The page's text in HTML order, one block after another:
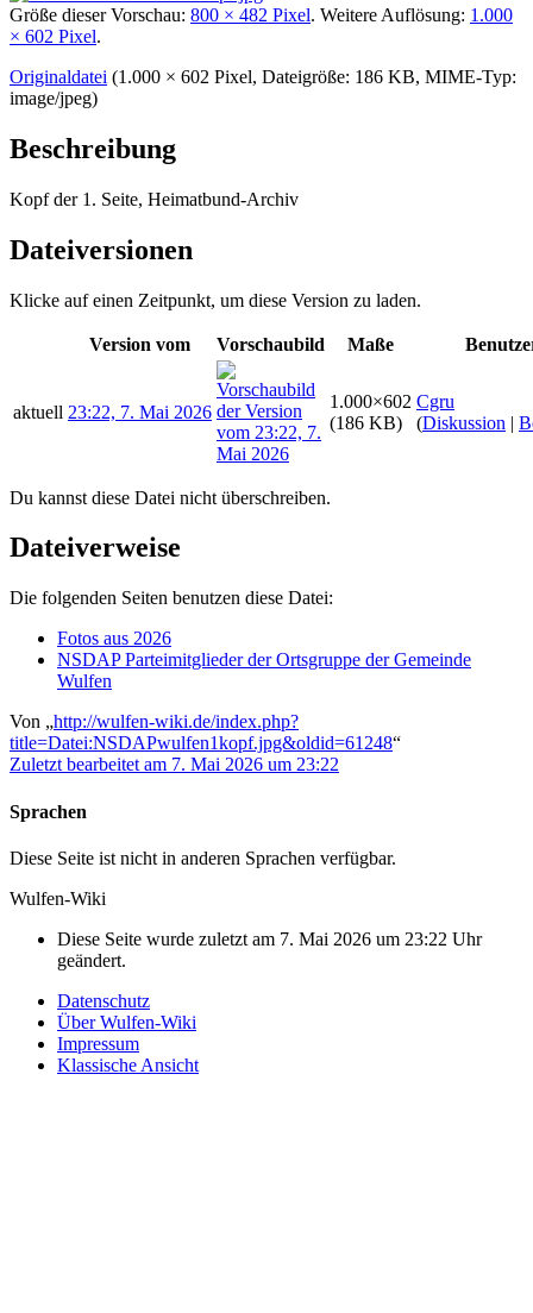
Größe dieser Vorschau: 800 × 482 Pixel. Weitere Auflösung: 1.000
× 602 Pixel.
Originaldatei (1.000 × 602 Pixel, Dateigröße: 186 KB, MIME-Typ:
image/jpeg)
Beschreibung
Kopf der 1. Seite, Heimatbund-Archiv
Dateiversionen
Klicke auf einen Zeitpunkt, um diese Version zu laden.
Version vom Vorschaubild Maße
aktuell 23:22, 7. Mai 2026
1.000×602
(186 KB)
Cgru
(Diskussion |
Du kannst diese Datei nicht überschreiben.
Dateiverweise
Die folgenden Seiten benutzen diese Datei:
Fotos aus 2026
NSDAP Parteimitglieder der Ortsgruppe der Gemeinde
Wulfen
Von „http://wulfen-wiki.de/index.php?
title=Datei:NSDAPwulfen1kopf.jpg&oldid=61248“
Zuletzt bearbeitet am 7. Mai 2026 um 23:22
Sprachen
Diese Seite ist nicht in anderen Sprachen verfügbar.
Wulfen-Wiki
Diese Seite wurde zuletzt am 7. Mai 2026 um 23:22 Uhr
geändert.
Datenschutz
Über Wulfen-Wiki
Impressum
Klassische Ansicht